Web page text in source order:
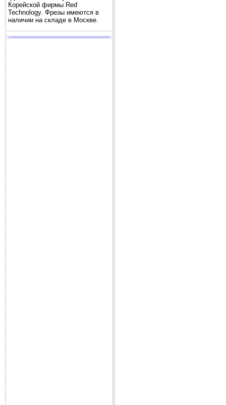
Корейской фирмы Red
Technology. Фрезы имеются в
наличии на складе в Москве.